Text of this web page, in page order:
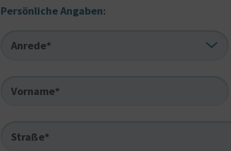
Persönliche Angaben:
Anrede*
Vorname*
Straße*